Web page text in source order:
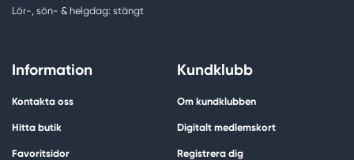
Lör-, sön- & helgdag: stängt
Information
Kontakta oss
Hitta butik
Favoritsidor
Kundklubb
Om kundklubben
Digitalt medlemskort
Registrera dig